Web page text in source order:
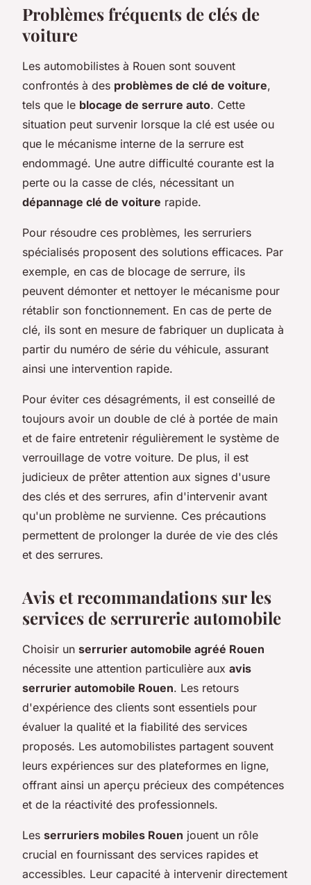
Problèmes fréquents de clés de
voiture
Les automobilistes à Rouen sont souvent
confrontés à des problèmes de clé de voiture,
tels que le blocage de serrure auto. Cette
situation peut survenir lorsque la clé est usée ou
que le mécanisme interne de la serrure est
endommagé. Une autre difficulté courante est la
perte ou la casse de clés, nécessitant un
dépannage clé de voiture rapide.
Pour résoudre ces problèmes, les serruriers
spécialisés proposent des solutions efficaces. Par
exemple, en cas de blocage de serrure, ils
peuvent démonter et nettoyer le mécanisme pour
rétablir son fonctionnement. En cas de perte de
clé, ils sont en mesure de fabriquer un duplicata à
partir du numéro de série du véhicule, assurant
ainsi une intervention rapide.
Pour éviter ces désagréments, il est conseillé de
toujours avoir un double de clé à portée de main
et de faire entretenir régulièrement le système de
verrouillage de votre voiture. De plus, il est
judicieux de prêter attention aux signes d'usure
des clés et des serrures, afin d'intervenir avant
qu'un problème ne survienne. Ces précautions
permettent de prolonger la durée de vie des clés
et des serrures.
Avis et recommandations sur les
services de serrurerie automobile
Choisir un serrurier automobile agréé Rouen
nécessite une attention particulière aux avis
serrurier automobile Rouen. Les retours
d'expérience des clients sont essentiels pour
évaluer la qualité et la fiabilité des services
proposés. Les automobilistes partagent souvent
leurs expériences sur des plateformes en ligne,
offrant ainsi un aperçu précieux des compétences
et de la réactivité des professionnels.
Les serruriers mobiles Rouen jouent un rôle
crucial en fournissant des services rapides et
accessibles. Leur capacité à intervenir directement